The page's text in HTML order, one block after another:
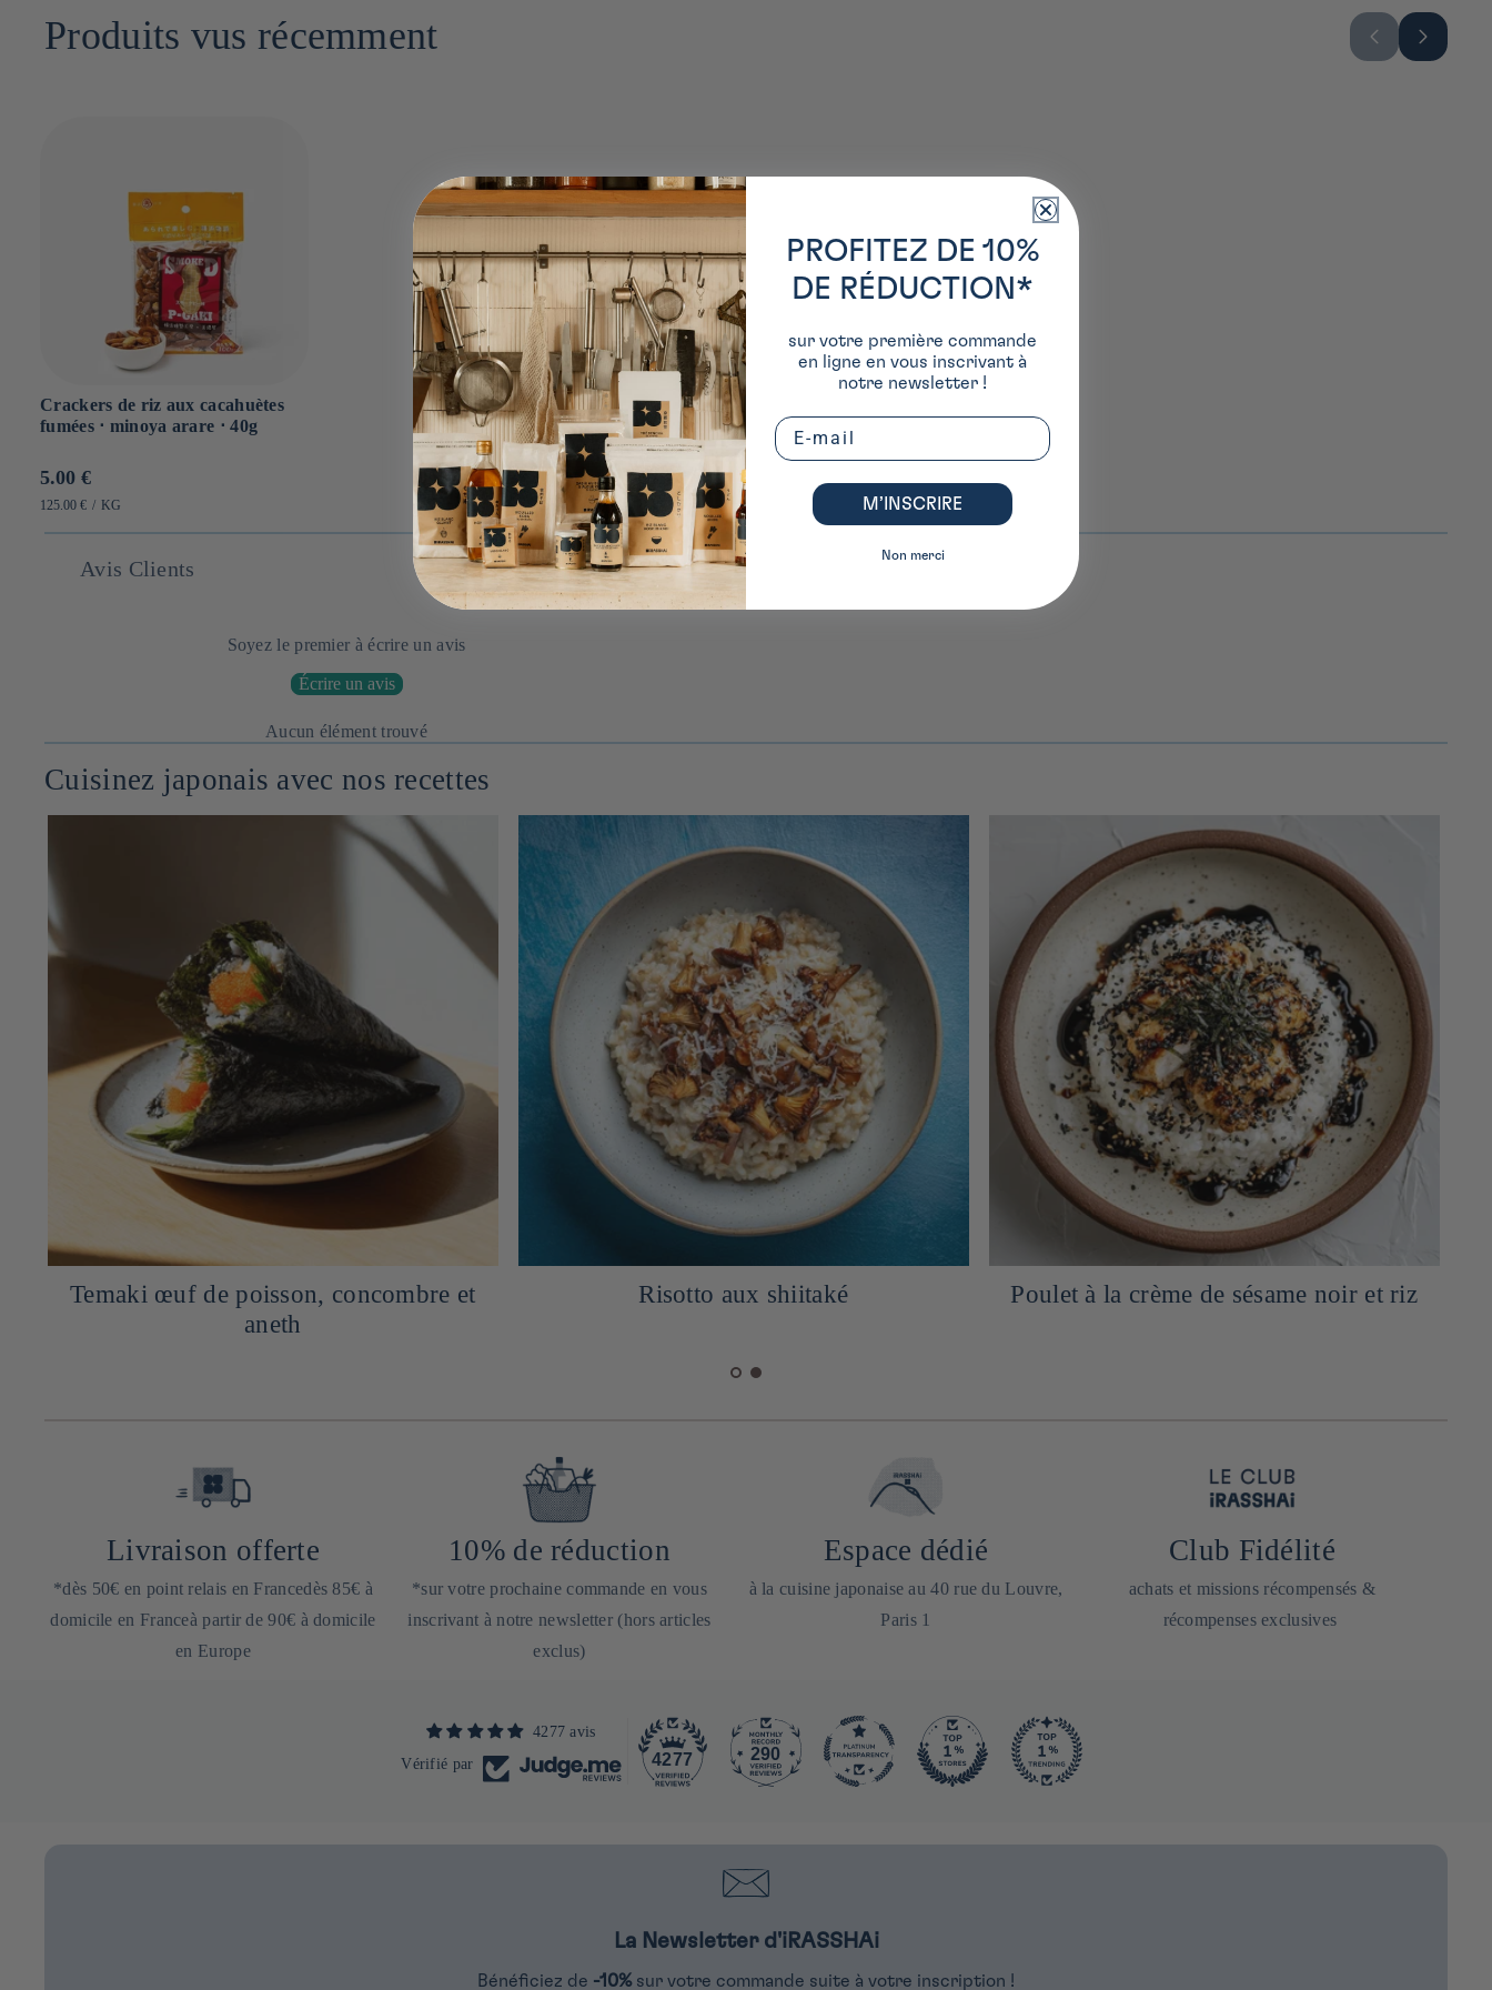
Sel : 0.5g
Produits vus récemment
Crackers de riz aux cacahuètes
fumées ⋅ minoya arare ⋅ 40g
Prix
habituel
5.00 €
PRIX
125.00 € / PAR
KG
Avis Clients
Soyez le premier à écrire un avis
Écrire un avis
Aucun élément trouvé
Cuisinez japonais avec nos recettes
Temaki œuf de poisson, concombre et
aneth
Risotto aux shiitaké Poulet à la crème de sésame noir et riz
Livraison offerte
*dès 50€ en point relais en Francedès 85€ à
domicile en Franceà partir de 90€ à domicile
en Europe
10% de réduction
*sur votre prochaine commande en vous
inscrivant à notre newsletter (hors articles
exclus)
Espace dédié
à la cuisine japonaise au 40 rue du Louvre,
Paris 1
Club Fidélité
achats et missions récompensés &
récompenses exclusives
4277 avis
Vérifié par
4277 290
La Newsletter d'iRASSHAi
Bénéficiez de -10% sur votre commande suite à votre inscription !
PROFITEZ DE 10%
DE RÉDUCTION*
sur votre première commande
en ligne en vous inscrivant à
notre newsletter !
Email
M’INSCRIRE
Non merci